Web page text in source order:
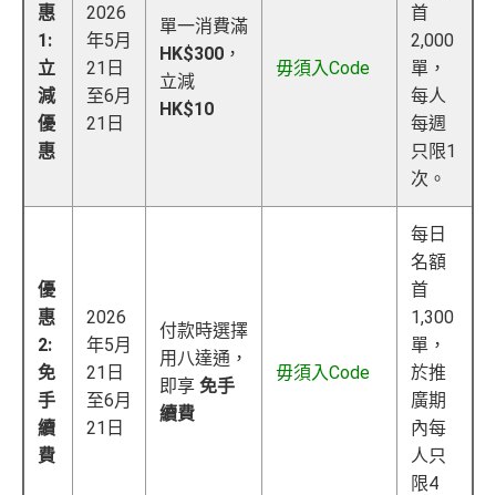
惠
1:
立
減
優
惠
2026
年5月
21日
至6月
21日
單一消費滿
HK$300 ，
立減
HK$10
毋須入Code
首
2,000
單，
每人
每週
只限1
次。
優
惠
2:
免
手
續
費
2026
年5月
21日
至6月
21日
付款時選擇
用八達通，
即享 免手
續費
毋須入Code
每日
名額
首
1,300
單，
於推
廣期
內每
人只
限4